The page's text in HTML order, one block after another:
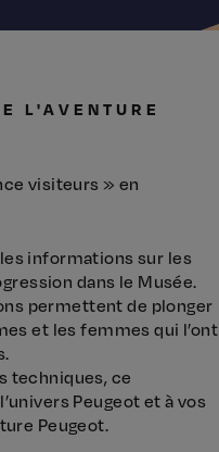
L'AVENTURE
visiteurs » en
informations sur les
dans le Musée.
permettent de plonger
et les femmes qui l’ont
techniques, ce
Peugeot et à vos
Peugeot.